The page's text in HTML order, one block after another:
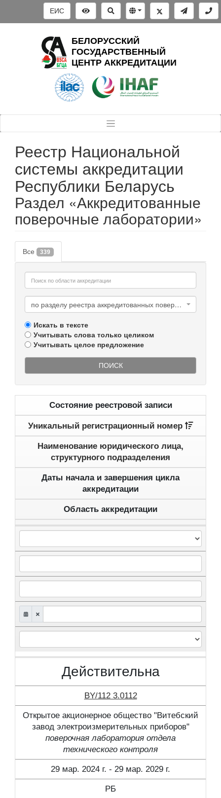
ЕИС
БЕЛОРУССКИЙ
ГОСУДАРСТВЕННЫЙ
ЦЕНТР АККРЕДИТАЦИИ
Реестр Национальной
системы аккредитации
Республики Беларусь
Раздел «Аккредитованные
поверочные лаборатории»
Все 339
по разделу реестра аккредитованных поверочных лабораторий
Искать в тексте
Учитывать слова только целиком
Учитывать целое предложение
ПОИСК
Состояние реестровой записи
Уникальный регистрационный номер
Наименование юридического лица,
структурного подразделения
Даты начала и завершения цикла
аккредитации
Область аккредитации
Действительна
BY/112 3.0112
Открытое акционерное общество "Витебский
завод электроизмерительных приборов"
поверочная лаборатория отдела
технического контроля
29 мар. 2024 г. - 29 мар. 2029 г.
РБ